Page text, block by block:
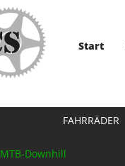
Start
FAHRRÄDER
MTB-Downhill